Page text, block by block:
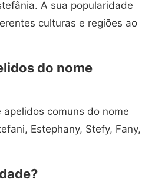
A sua popularidade
culturas e regiões ao
do nome
apelidos comuns do nome
Estephany, Stefy, Fany,